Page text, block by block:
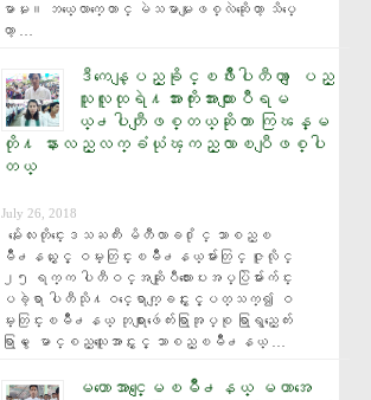
မာမႈ။ ဘယ္ေလာက္ေတာင္ မဲသမာမႈျဖစ္လဲဆိုေတာ့ သိပ္ေ
တာ့ …
ဒီကေန့ျပည္ခုိင္ၿဖိဳးပါတီဟာ ျပည္
သူလူထုရဲ႔အားကိုးအားထားျပဳရမ
ယ္႕ပါတီျဖစ္တယ္ဆိုတာ ကြၽန္မ
တို႔ နားလည္လက္ခံယုံၾကည္လာၿပီျဖစ္ပါ
တယ္
July 26, 2018
မႏၲေလးတိုင္းေဒသႀကီး မိတီၴလာခ႐ိုင္ သာစည္ၿ
မိဳ႕နယ္ႏွင့္ ဝမ္းတြင္းၿမိဳ႕နယ္မ်ားတြင္ ဇူလိုင္
၂၅ ရက္က ပါတီဝင္အဆိုျပဳလႊာေပးအပ္ပြဲမ်ားက်င္း
ပခဲ့ရာ ပါတီသို႔ဝင္ေရာက္ျခင္းႏွင့္ပတ္သက္၍ ဝ
မ္းတြင္းၿမိဳ႕နယ္ ဘုရားျဖဴေက်းရြာအုပ္စု ရြာရွည္ေက်း
ရြာမွ ေမာင္စည္သူေအာင္ႏွင့္ သာစည္ၿမိဳ႕နယ္ …
မဟာေအာင္ေျမၿမိဳ႕နယ္ မဟာအေ